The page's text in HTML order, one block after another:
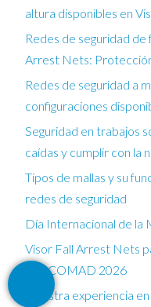
altura disponibles en
Redes de seguridad
Arrest Nets:
Redes de seguridad a
configuraciones
Seguridad en trabajos
caídas y cumplir con la
Tipos de mallas y su
redes de seguridad
Día Internacional de la
Visor Fall Arrest Nets
FESCOMAD 2026
Nuestra experiencia